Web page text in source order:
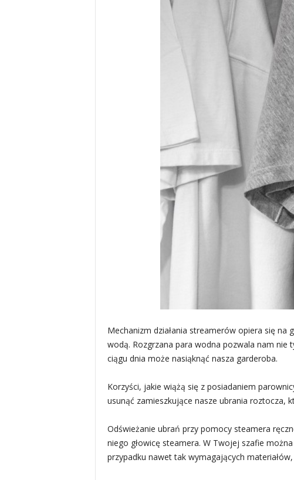
Mechanizm działania streamerów opiera się
wodą. Rozgrzana para wodna pozwala nam nie
ciągu dnia może nasiąknąć nasza garderoba.
Korzyści, jakie wiążą się z posiadaniem
usunąć zamieszkujące nasze ubrania roztocza,
Odświeżanie ubrań przy pomocy steamera
niego głowicę steamera. W Twojej szafie
przypadku nawet tak wymagających